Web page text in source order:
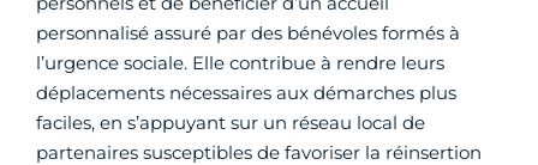
personnalisé assuré par des bénévoles formés à
l’urgence sociale. Elle contribue à rendre leurs
déplacements nécessaires aux démarches plus
faciles, en s’appuyant sur un réseau local de
partenaires susceptibles de favoriser la réinsertion